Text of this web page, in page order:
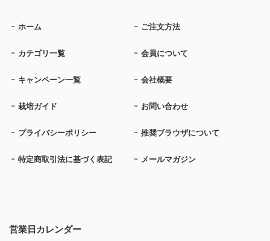
営業日カレンダー
ホーム ご注文方法
カテゴリ一覧 会員について
キャンペーン一覧 会社概要
栽培ガイド お問い合わせ
プライバシーポリシー 推奨ブラウザについて
特定商取引法に基づく表記 メールマガジン